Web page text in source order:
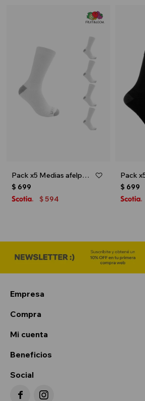
Pack x5 Medias afelpadas caña alta para caballero - Blanco
$ 699
$ 594
$ 699
Empresa
Compra
Mi cuenta
Beneficios
Social
 